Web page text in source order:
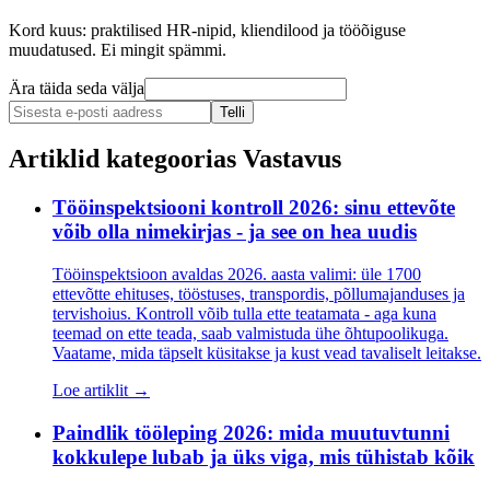
Kord kuus: praktilised HR-nipid, kliendilood ja tööõiguse
muudatused. Ei mingit spämmi.
Ära täida seda välja
Telli
Artiklid kategoorias Vastavus
Tööinspektsiooni kontroll 2026: sinu ettevõte
võib olla nimekirjas - ja see on hea uudis
Tööinspektsioon avaldas 2026. aasta valimi: üle 1700
ettevõtte ehituses, tööstuses, transpordis, põllumajanduses ja
tervishoius. Kontroll võib tulla ette teatamata - aga kuna
teemad on ette teada, saab valmistuda ühe õhtupoolikuga.
Vaatame, mida täpselt küsitakse ja kust vead tavaliselt leitakse.
Loe artiklit →
Paindlik tööleping 2026: mida muutuvtunni
kokkulepe lubab ja üks viga, mis tühistab kõik